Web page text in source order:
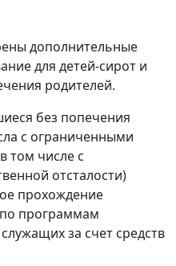
дополнительные
для детей-сирот и
родителей.
без попечения
с ограниченными
том числе с
отсталости)
прохождение
программам
за счет средств